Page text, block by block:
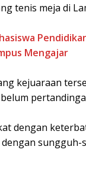
tenis meja di
Mengajar
kejuaraan
dengan
sungguh-